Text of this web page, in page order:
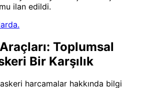
ilan edildi.
Toplumsal
Bir Karşılık
harcamalar hakkında bilgi